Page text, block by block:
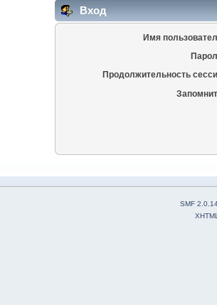
Вход
Имя
Продолжительность
SMF